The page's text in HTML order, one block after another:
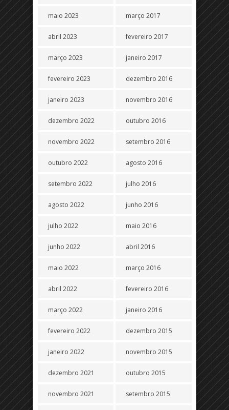
maio 2023
abril 2023
março 2023
fevereiro 2023
janeiro 2023
dezembro 2022
novembro 2022
outubro 2022
setembro 2022
agosto 2022
julho 2022
junho 2022
maio 2022
abril 2022
março 2022
fevereiro 2022
janeiro 2022
dezembro 2021
novembro 2021
março 2017
fevereiro 2017
janeiro 2017
dezembro 2016
novembro 2016
outubro 2016
setembro 2016
agosto 2016
julho 2016
junho 2016
maio 2016
abril 2016
março 2016
fevereiro 2016
janeiro 2016
dezembro 2015
novembro 2015
outubro 2015
setembro 2015